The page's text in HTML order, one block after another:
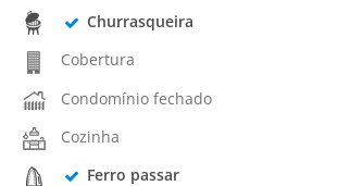
Churrasqueira
Cobertura
Condomínio fechado
Cozinha
Ferro passar